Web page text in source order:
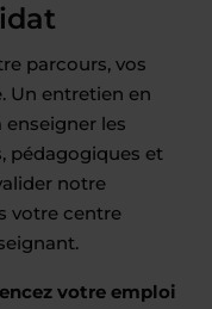
parcours, vos
Un entretien en
les
pédagogiques et
notre
votre centre
votre emploi